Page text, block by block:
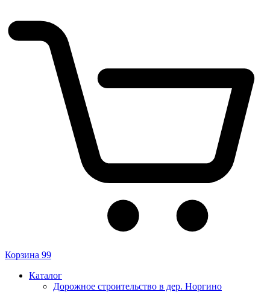
Корзина 99
Каталог
Дорожное строительство в дер. Норгино